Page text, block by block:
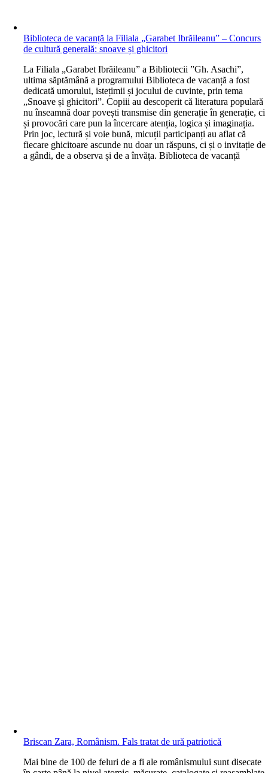
Biblioteca de vacanță la Filiala „Garabet Ibrăileanu” – Concurs
de cultură generală: snoave și ghicitori
La Filiala „Garabet Ibrăileanu” a Bibliotecii ”Gh. Asachi”,
ultima săptămână a programului Biblioteca de vacanță a fost
dedicată umorului, istețimii și jocului de cuvinte, prin tema
„Snoave și ghicitori”. Copiii au descoperit că literatura populară
nu înseamnă doar povești transmise din generație în generație, ci
și provocări care pun la încercare atenția, logica și imaginația.
Prin joc, lectură și voie bună, micuții participanți au aflat că
fiecare ghicitoare ascunde nu doar un răspuns, ci și o invitație de
a gândi, de a observa și de a învăța. Biblioteca de vacanță
Briscan Zara, Românism. Fals tratat de ură patriotică
Mai bine de 100 de feluri de a fi ale românismului sunt disecate